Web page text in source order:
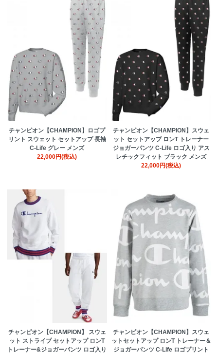
チャンピオン【CHAMPION】ロゴプ
リント スウェット セットアップ 長袖
C-Life グレー メンズ
22,000円(税込)
チャンピオン【CHAMPION】スウェ
ット セットアップ ロンT トレーナー
ジョガーパンツ C-Life ロゴ入り アス
レチックフィット ブラック メンズ
22,000円(税込)
チャンピオン【CHAMPION】 スウェ
ット ストライプ セットアップ ロンT
トレーナー&ジョガーパンツ ロゴ入り
チャンピオン【CHAMPION】スウェ
ットセットアップ ロンT トレーナー＆
ジョガーパンツ C-Life ロゴプリント